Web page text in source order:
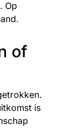
Op
of
is